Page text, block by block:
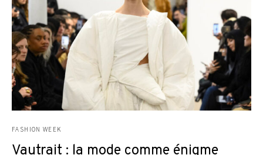
FASHION WEEK
Vautrait : la mode comme énigme